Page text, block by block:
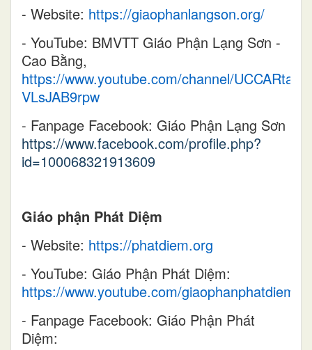
- Website: https://giaophanlangson.org/
- YouTube: BMVTT Giáo Phận Lạng Sơn -
Cao Bằng,
https://www.youtube.com/channel/
VLsJAB9rpw
- Fanpage Facebook: Giáo Phận Lạng Sơn
https://www.facebook.com/profile.php?
id=100068321913609
Giáo phận Phát Diệm
- Website: https://phatdiem.org
- YouTube: Giáo Phận Phát Diệm:
https://www.youtube.com/
- Fanpage Facebook: Giáo Phận Phát
Diệm: